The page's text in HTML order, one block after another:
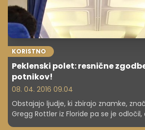
KORISTNO
Peklenski polet: resnične
potnikov!
08. 04. 2016 09.04
Obstajajo ljudje, ki zbirajo znamke,
Gregg Rottler iz Floride pa se je odločil,
najbolj neprijetna doživetja letalskih